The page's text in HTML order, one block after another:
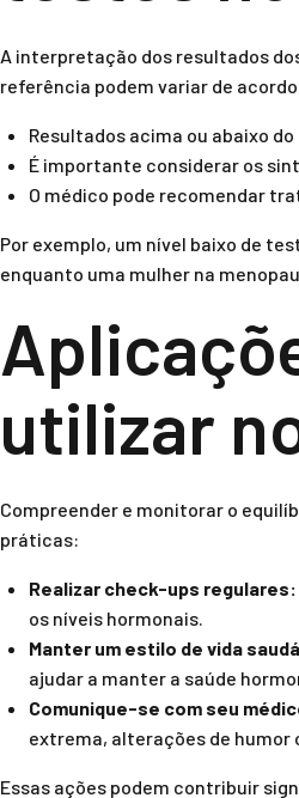
A interpretação dos resultados
referência podem variar de
Resultados acima ou abaixo
É importante considerar os
O médico pode recomendar
Por exemplo, um nível baixo de
enquanto uma mulher na
utilizar
Compreender e monitorar o
práticas:
Realizar check-ups regulares:
os níveis hormonais.
Manter um estilo de vida
ajudar a manter a saúde
Comunique-se com seu
extrema, alterações de humor
Essas ações podem contribuir